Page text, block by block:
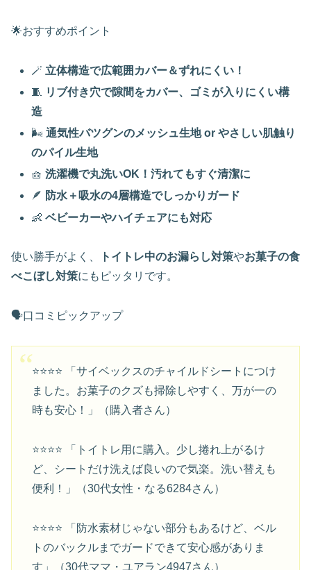
🌟おすすめポイント
🪄 立体構造で広範囲カバー＆ずれにくい！
🧵 リブ付き穴で隙間をカバー、ゴミが入りにくい構
造
🌬️通気性バツグンのメッシュ生地 or やさしい肌触り
のパイル生地
🧺洗濯機で丸洗いOK！汚れてもすぐ清潔に
🪶 防水＋吸水の4層構造でしっかりガード
👶ベビーカーやハイチェアにも対応
使い勝手がよく、 トイトレ中のお漏らし対策やお菓子の食
べこぼし対策にもピッタリです。
🗣️口コミピックアップ
⭐⭐⭐⭐ 「サイベックスのチャイルドシートにつけ
ました。お菓子のクズも掃除しやすく、万が一の
時も安心！」（購入者さん）
⭐⭐⭐⭐ 「トイトレ用に購入。少し捲れ上がるけ
ど、シートだけ洗えば良いので気楽。洗い替えも
便利！」（30代女性・なる6284さん）
⭐⭐⭐⭐ 「防水素材じゃない部分もあるけど、ベル
トのバックルまでガードできて安心感がありま
す」（30代ママ・ユアラン4947さん）